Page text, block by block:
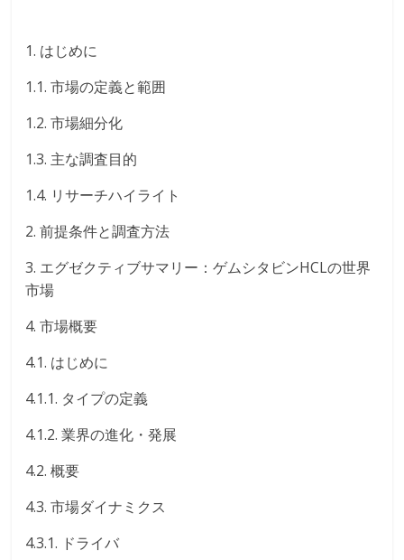
1. はじめに
1.1. 市場の定義と範囲
1.2. 市場細分化
1.3. 主な調査目的
1.4. リサーチハイライト
2. 前提条件と調査方法
3. エグゼクティブサマリー：ゲムシタビンHCLの世界
市場
4. 市場概要
4.1. はじめに
4.1.1. タイプの定義
4.1.2. 業界の進化・発展
4.2. 概要
4.3. 市場ダイナミクス
4.3.1. ドライバ